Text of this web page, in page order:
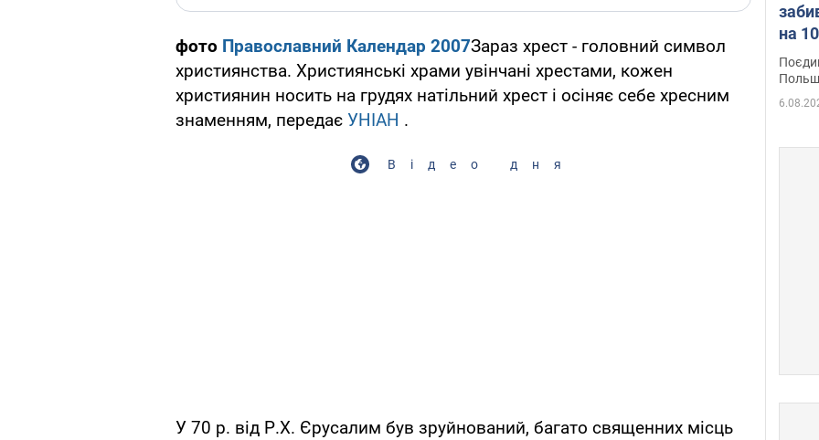
фото Православний Календар 2007Зараз хрест - головний символ
християнства. Християнські храми увінчані хрестами, кожен
християнин носить на грудях натільний хрест і осіняє себе хресним
знаменням, передає УНІАН .
Відео дня
У 70 р. від Р.Х. Єрусалим був зруйнований, багато священних місць
на
Відео